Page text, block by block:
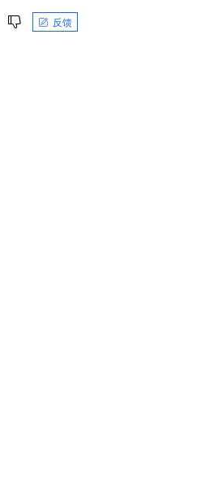
反馈